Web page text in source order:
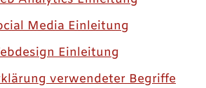
Media Einleitung
Einleitung
verwendeter Begriffe